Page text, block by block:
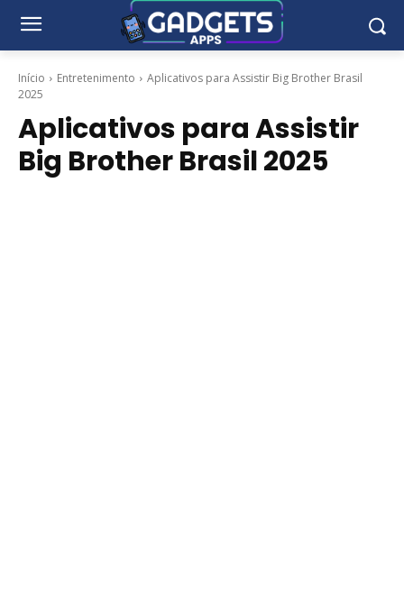
Início Entretenimento
Aplicativos para Assistir Big Brother Brasil
2025
Aplicativos para Assistir
Big Brother Brasil 2025